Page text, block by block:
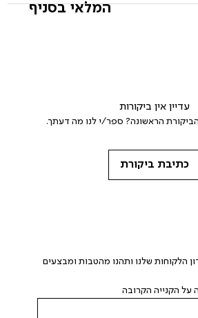
המלאי בסניף
עדיין אין ביקורות
הראשונה? ספר/י לנו מה דעתך.
כתיבת ביקורת
הצטרפו חינם למועדון הלקוחות שלנו ותהנו מהטבות ומבצעים